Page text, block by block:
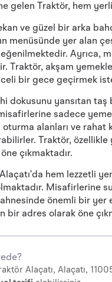
gelen Traktör, hem
ve güzel bir arka
menüsünde yer alan
Ayrıca,
Traktör, akşam
bir gece geçirmek
dokusunu yansıtan
sadece
oturma alanları ve
Traktör,
çıkmaktadır.
hem lezzetli
Misafirlerine
önemli bir yer
adres olarak öne
Alaçatı, Alaçatı,